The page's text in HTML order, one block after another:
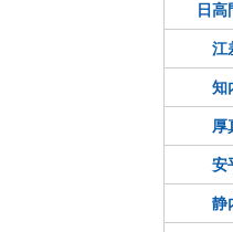
日高
江
知
厚
安
静